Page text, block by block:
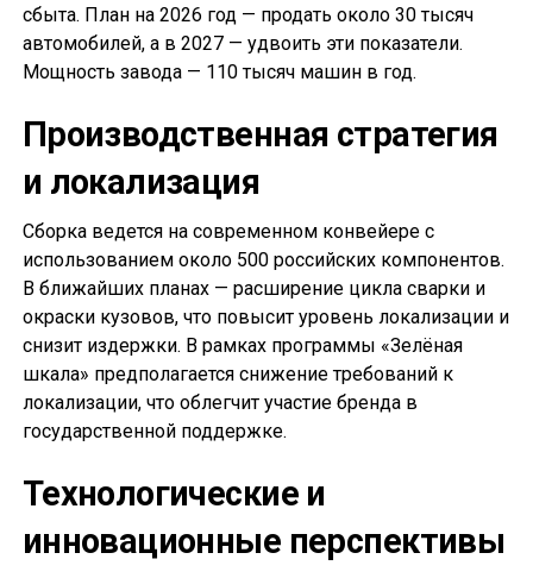
сбыта. План на 2026 год — продать около 30 тысяч
автомобилей, а в 2027 — удвоить эти показатели.
Мощность завода — 110 тысяч машин в год.
Производственная стратегия
и локализация
Сборка ведется на современном конвейере с
использованием около 500 российских компонентов.
В ближайших планах — расширение цикла сварки и
окраски кузовов, что повысит уровень локализации и
снизит издержки. В рамках программы «Зелёная
шкала» предполагается снижение требований к
локализации, что облегчит участие бренда в
государственной поддержке.
Технологические и
инновационные перспективы